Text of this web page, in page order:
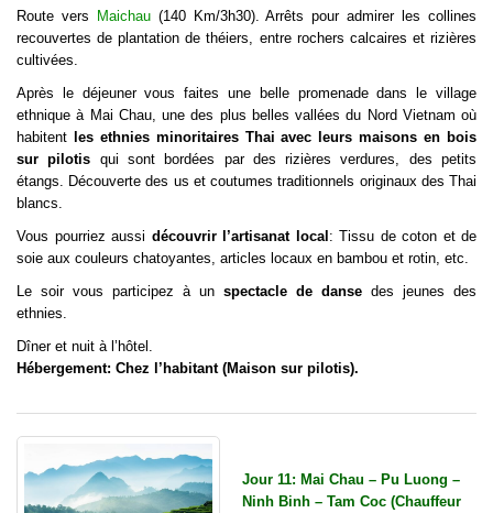
Route vers Maichau(140 Km/3h30). Arrêts pour admirer les collines
recouvertes de plantation de théiers, entre rochers calcaires et rizières
cultivées.
Après le déjeuner vous faites une belle promenade dans le village
ethnique à Mai Chau, une des plus belles vallées du Nord Vietnam où
habitent les ethnies minoritaires Thai avec leurs maisons en bois
sur pilotis qui sont bordées par des rizières verdures, des petits
étangs. Découverte des us et coutumes traditionnels originaux des Thai
blancs.
Vous pourriez aussi découvrir l’artisanat local: Tissu de coton et de
soie aux couleurs chatoyantes, articles locaux en bambou et rotin, etc.
Le soir vous participez à un spectacle de danse des jeunes des
ethnies.
Dîner et nuit à l’hôtel.
Hébergement: Chez l’habitant (Maison sur pilotis).
Jour 11: Mai Chau – Pu Luong –
Ninh Binh – Tam Coc (Chauffeur